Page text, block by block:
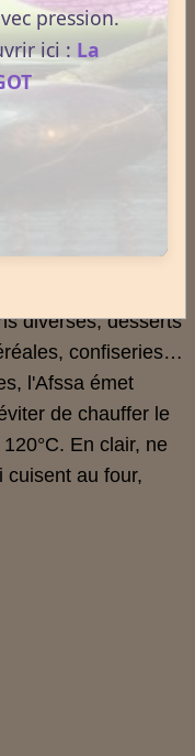
si des doutes
de la
pas ce
volontaires ont
jour, pendant 16
du rébaudioside A
diverses, desserts
confiseries…
l'Afssa émet
de chauffer le
En clair, ne
cuisent au four,
pression.
ici : La